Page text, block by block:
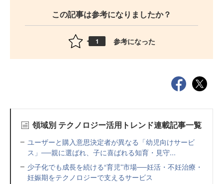
この記事は参考になりましたか？
1 参考になった
領域別 テクノロジー活用トレンド連載記事一覧
ユーザーと購入意思決定者が異なる「幼児向けサービ
ス」──親に選ばれ、子に喜ばれる知育・見守...
少子化でも成長を続ける“育児”市場──妊活・不妊治療・
妊娠期をテクノロジーで支えるサービス